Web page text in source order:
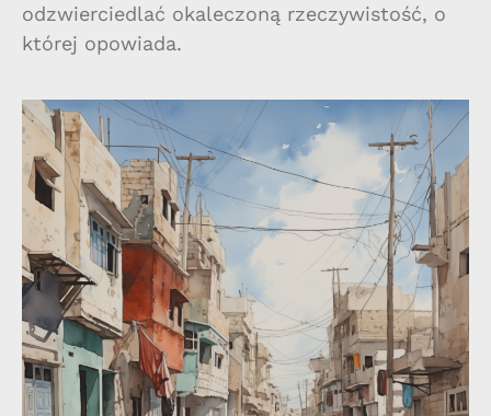
odzwierciedlać okaleczoną rzeczywistość, o
której opowiada.